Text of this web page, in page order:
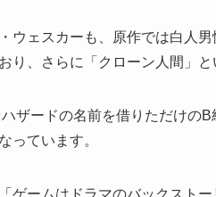
ウェスカーも、原作では白人
り、さらに「クローン人間」と
ザードの名前を借りただけの
っています。